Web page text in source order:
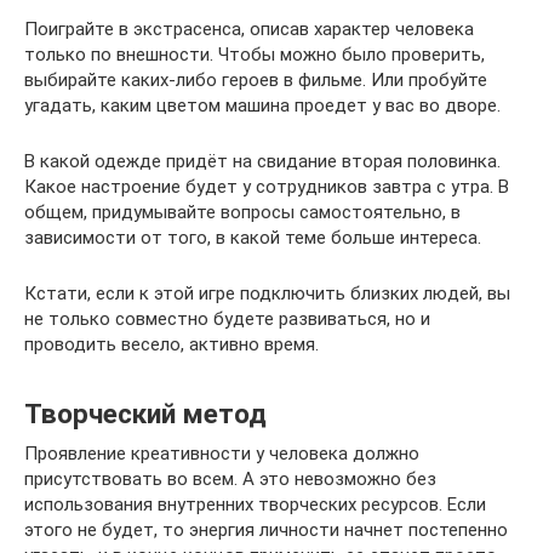
Поиграйте в экстрасенса, описав характер человека
только по внешности. Чтобы можно было проверить,
выбирайте каких-либо героев в фильме. Или пробуйте
угадать, каким цветом машина проедет у вас во дворе.
В какой одежде придёт на свидание вторая половинка.
Какое настроение будет у сотрудников завтра с утра. В
общем, придумывайте вопросы самостоятельно, в
зависимости от того, в какой теме больше интереса.
Кстати, если к этой игре подключить близких людей, вы
не только совместно будете развиваться, но и
проводить весело, активно время.
Творческий метод
Проявление креативности у человека должно
присутствовать во всем. А это невозможно без
использования внутренних творческих ресурсов. Если
этого не будет, то энергия личности начнет постепенно